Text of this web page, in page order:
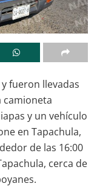
fueron llevadas
camioneta
y un vehículo
en Tapachula,
de las 16:00
cerca de